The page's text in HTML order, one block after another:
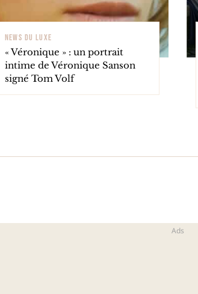
NEWS DU LUXE
« Véronique » : un portrait
intime de Véronique Sanson
signé Tom Volf